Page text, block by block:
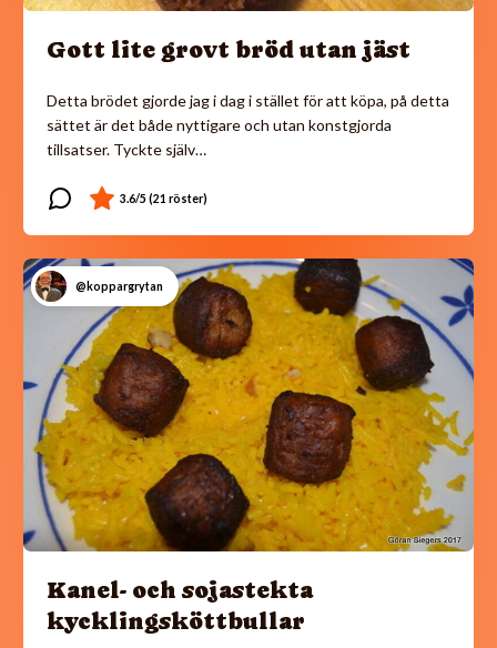
Gott lite grovt bröd utan jäst
Detta brödet gjorde jag i dag i stället för att köpa, på detta
sättet är det både nyttigare och utan konstgjorda
tillsatser. Tyckte själv…
@koppargrytan
Kanel- och sojastekta
kycklingsköttbullar